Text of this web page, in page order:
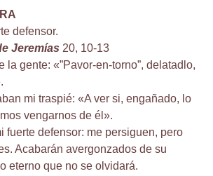
defensor.
Jeremías 20, 10-13
la gente: «”Pavor-en-torno”, delatadlo,
mi traspié: «A ver si, engañado, lo
vengarnos de él».
fuerte defensor: me persiguen, pero
Acabarán avergonzados de su
eterno que no se olvidará.